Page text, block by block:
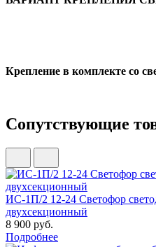
Крепление в комплекте со
Сопутствующие
ИС-1П/2 12-24 Светофор
двухсекционный
8 900 руб.
Подробнее